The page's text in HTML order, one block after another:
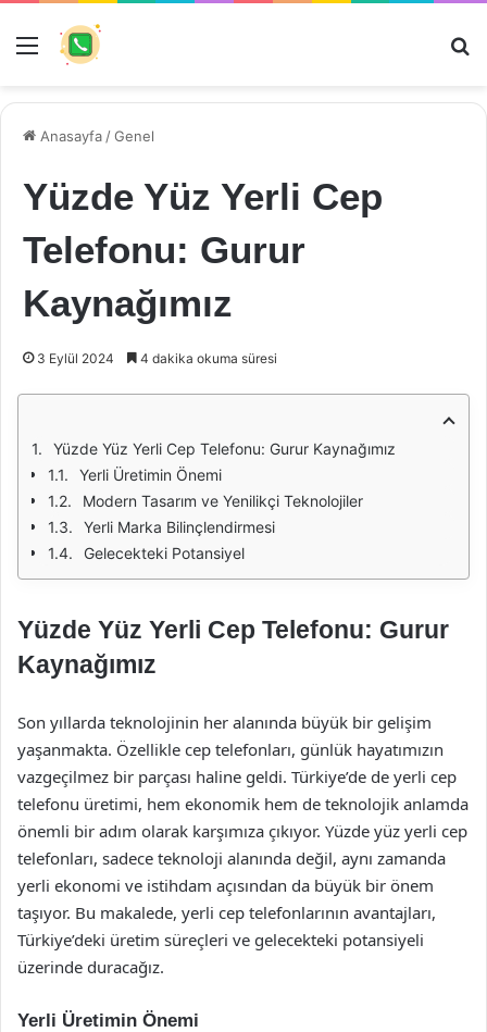
Menü
Anasayfa /Genel
Yüzde Yüz Yerli Cep
Telefonu: Gurur
Kaynağımız
3 Eylül 2024 4 dakika okuma süresi
Yüzde Yüz Yerli Cep Telefonu: Gurur Kaynağımız
Yerli Üretimin Önemi
Modern Tasarım ve Yenilikçi Teknolojiler
Yerli Marka Bilinçlendirmesi
Gelecekteki Potansiyel
Yüzde Yüz Yerli Cep Telefonu: Gurur
Kaynağımız
Son yıllarda teknolojinin her alanında büyük bir gelişim
yaşanmakta. Özellikle cep telefonları, günlük hayatımızın
vazgeçilmez bir parçası haline geldi. Türkiye’de de yerli cep
telefonu üretimi, hem ekonomik hem de teknolojik anlamda
önemli bir adım olarak karşımıza çıkıyor. Yüzde yüz yerli cep
telefonları, sadece teknoloji alanında değil, aynı zamanda
yerli ekonomi ve istihdam açısından da büyük bir önem
taşıyor. Bu makalede, yerli cep telefonlarının avantajları,
Türkiye’deki üretim süreçleri ve gelecekteki potansiyeli
üzerinde duracağız.
Yerli Üretimin Önemi